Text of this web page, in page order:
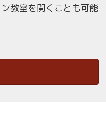
教室を開くことも可能